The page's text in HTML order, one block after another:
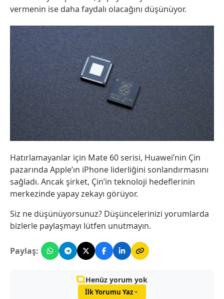
vermenin ise daha faydalı olacağını düşünüyor.
Hatırlamayanlar için Mate 60 serisi, Huawei’nin Çin
pazarında Apple’ın iPhone liderliğini sonlandırmasını
sağladı. Ancak şirket, Çin’in teknoloji hedeflerinin
merkezinde yapay zekayı görüyor.
Siz ne düşünüyorsunuz? Düşüncelerinizi yorumlarda
bizlerle paylaşmayı lütfen unutmayın.
Paylaş:
Henüz yorum yok
İlk Yorumu Yaz